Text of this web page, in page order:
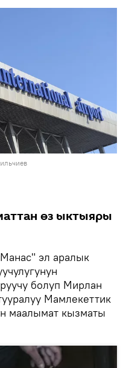
өз ыктыяры
эл аралык
болуп Мирлан
Мамлекеттик
маалымат кызматы